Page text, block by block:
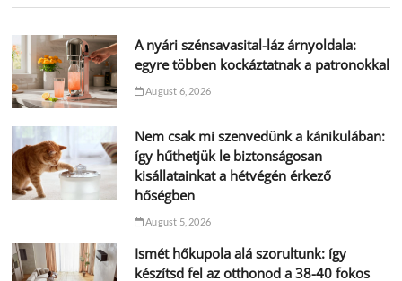
A nyári szénsavasital-láz árnyoldala:
egyre többen kockáztatnak a patronokkal
August 6, 2026
Nem csak mi szenvedünk a kánikulában:
így hűthetjük le biztonságosan
kisállatainkat a hétvégén érkező
hőségben
August 5, 2026
Ismét hőkupola alá szorultunk: így
készítsd fel az otthonod a 38-40 fokos